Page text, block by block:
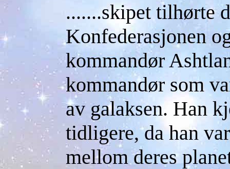
.......skipet tilhørte
Konfederasjonen
kommandør
kommandør som
av galaksen. Han
tidligere, da han
mellom deres